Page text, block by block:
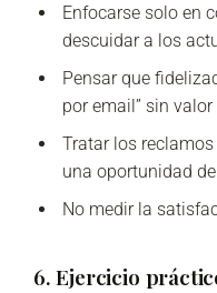
Enfocarse solo en
descuidar a los
Pensar que
por email” sin valor
Tratar los
una oportunidad
No medir la
6. Ejercicio